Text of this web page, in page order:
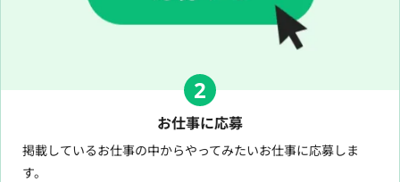
2
お仕事に応募
掲載しているお仕事の中からやってみたいお仕事に応募しま
す。